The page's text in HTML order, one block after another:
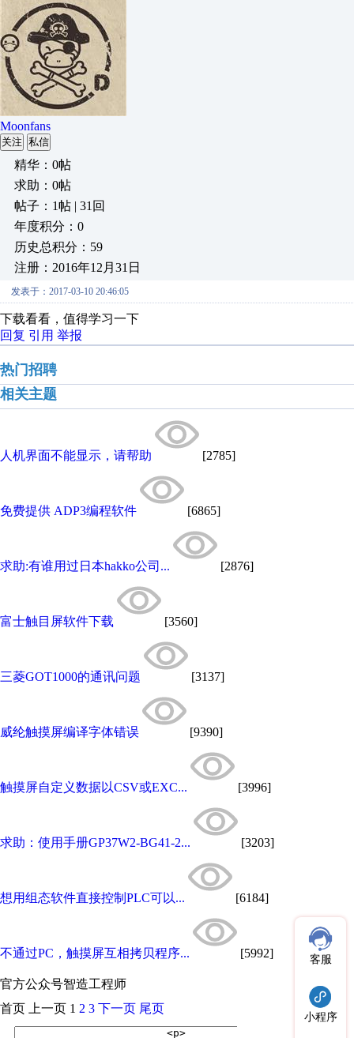
Moonfans
关注 私信
精华：0帖
求助：0帖
帖子：1帖 | 31回
年度积分：0
历史总积分：59
注册：2016年12月31日
发表于：2017-03-10 20:46:05
下载看看，值得学习一下
回复 引用 举报
热门招聘
相关主题
人机界面不能显示，请帮助 [2785]
免费提供 ADP3编程软件 [6865]
求助:有谁用过日本hakko公司... [2876]
富士触目屏软件下载 [3560]
三菱GOT1000的通讯问题 [3137]
威纶触摸屏编译字体错误 [9390]
触摸屏自定义数据以CSV或EXC... [3996]
求助：使用手册GP37W2-BG41-2... [3203]
想用组态软件直接控制PLC可以... [6184]
不通过PC，触摸屏互相拷贝程序... [5992]
官方公众号智造工程师
客服
小程序
首页 上一页 1 2 3 下一页 尾页